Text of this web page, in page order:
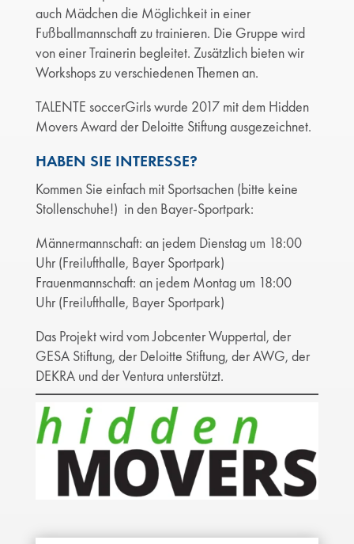
auch Mädchen die Möglichkeit in einer
Fußballmannschaft zu trainieren. Die Gruppe wird
von einer Trainerin begleitet. Zusätzlich bieten wir
Workshops zu verschiedenen Themen an.
TALENTE soccerGirls wurde 2017 mit dem Hidden
Movers Award der Deloitte Stiftung ausgezeichnet.
HABEN SIE INTERESSE?
Kommen Sie einfach mit Sportsachen (bitte keine
Stollenschuhe!) in den Bayer-Sportpark:
Männermannschaft: an jedem Dienstag um 18:00
Uhr (Freilufthalle, Bayer Sportpark)
Frauenmannschaft: an jedem Montag um 18:00
Uhr (Freilufthalle, Bayer Sportpark)
Das Projekt wird vom Jobcenter Wuppertal, der
GESA Stiftung, der Deloitte Stiftung, der AWG, der
DEKRA und der Ventura unterstützt.